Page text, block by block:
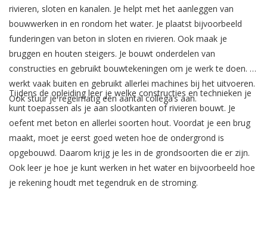
rivieren, sloten en kanalen. Je helpt met het aanleggen van
bouwwerken in en rondom het water. Je plaatst bijvoorbeeld
funderingen van beton in sloten en rivieren. Ook maak je
bruggen en houten steigers. Je bouwt onderdelen van
constructies en gebruikt bouwtekeningen om je werk te doen. Je
werkt vaak buiten en gebruikt allerlei machines bij het uitvoeren.
Ook stuur je regelmatig een aantal collega’s aan.
Tijdens de opleiding leer je welke constructies en technieken je
kunt toepassen als je aan slootkanten of rivieren bouwt. Je
oefent met beton en allerlei soorten hout. Voordat je een brug
maakt, moet je eerst goed weten hoe de ondergrond is
opgebouwd. Daarom krijg je les in de grondsoorten die er zijn.
Ook leer je hoe je kunt werken in het water en bijvoorbeeld hoe
je rekening houdt met tegendruk en de stroming.